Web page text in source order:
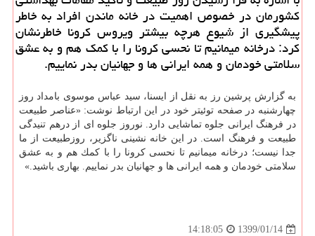
كشورمان در خصوص اهمیت در خانه ماندن افراد به خاطر
پیشگیری از شیوع هرچه بیشتر ویروس كرونا خاطرنشان
كرد: درخانه میمانیم تا نحسی ‎كرونا را با كمك هم و به عشق
سلامتی خودمان و همه ایرانی ها و جهانیان بدر نماییم.
به گزارش پرشین رز به نقل از ایسنا، سید عباس موسوی بامداد روز
چهارشنبه در صفحه توئیتر خود در این ارتباط نوشت‏: «عناصر طبیعت
در ‎فرهنگ ایرانی جلوه تماشایی دارد. ‎نوروز جلوه ای از درهم تنیدگی
طبیعت و فرهنگ است. در این خانه نشینی ناگزیر، ‎روزطبیعت از ما
جدا نیست؛ ‎درخانه میمانیم تا نحسی ‎كرونا را با كمك هم و به عشق
سلامتی خودمان و همه ایرانی ها و جهانیان بدر نماییم. بهاری باشید.»
1399/01/14
14:18:05